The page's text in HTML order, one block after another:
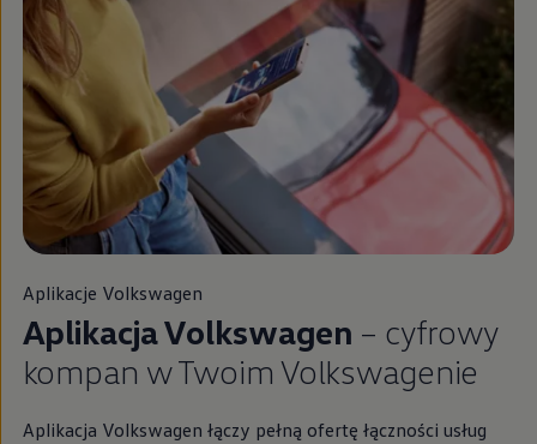
Aplikacje Volkswagen
AplikacjaVolkswagen – cyfrowy
kompan w Twoim Volkswagenie
Aplikacja Volkswagen łączy pełną ofertę łączności usług